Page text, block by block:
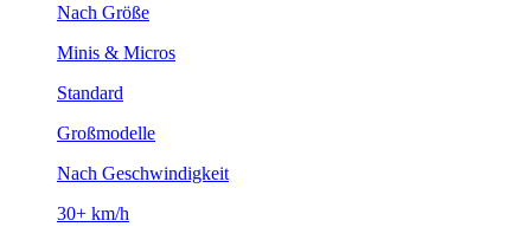
Nach Größe
Minis & Micros
Standard
Großmodelle
Nach Geschwindigkeit
30+ km/h